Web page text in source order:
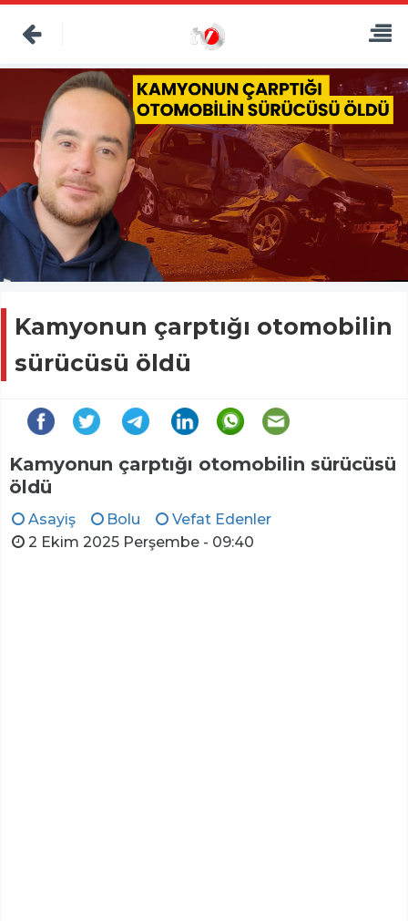
Kamyonun çarptığı otomobilin
sürücüsü öldü
Kamyonun çarptığı otomobilin sürücüsü
öldü
Asayiş Bolu
Vefat Edenler
2 Ekim 2025 Perşembe - 09:40